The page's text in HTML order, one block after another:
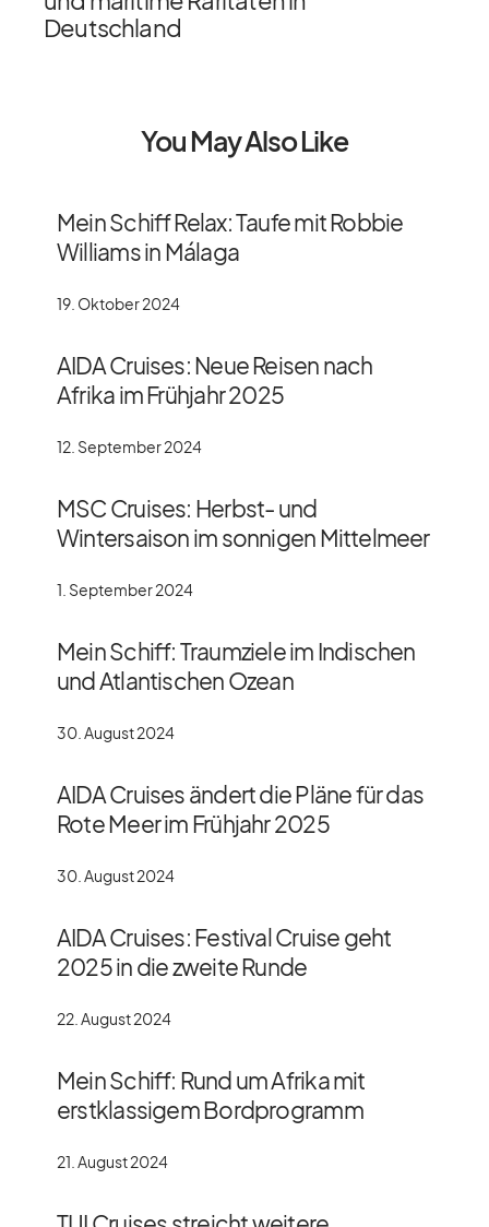
Deutschland
You May Also Like
Mein Schiff Relax: Taufe mit Robbie
Williams in Málaga
19. Oktober 2024
AIDA Cruises: Neue Reisen nach
Afrika im Frühjahr 2025
12. September 2024
MSC Cruises: Herbst- und
Wintersaison im sonnigen Mittelmeer
1. September 2024
Mein Schiff: Traumziele im Indischen
und Atlantischen Ozean
30. August 2024
AIDA Cruises ändert die Pläne für das
Rote Meer im Frühjahr 2025
30. August 2024
AIDA Cruises: Festival Cruise geht
2025 in die zweite Runde
22. August 2024
Mein Schiff: Rund um Afrika mit
erstklassigem Bordprogramm
21. August 2024